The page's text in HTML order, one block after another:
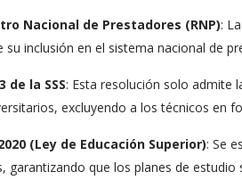
Nacional de Prestadores (RNP):
su inclusión en el sistema nacional de
de la SSS: Esta resolución solo admite
excluyendo a los técnicos en
(Ley de Educación Superior): Se
garantizando que los planes de